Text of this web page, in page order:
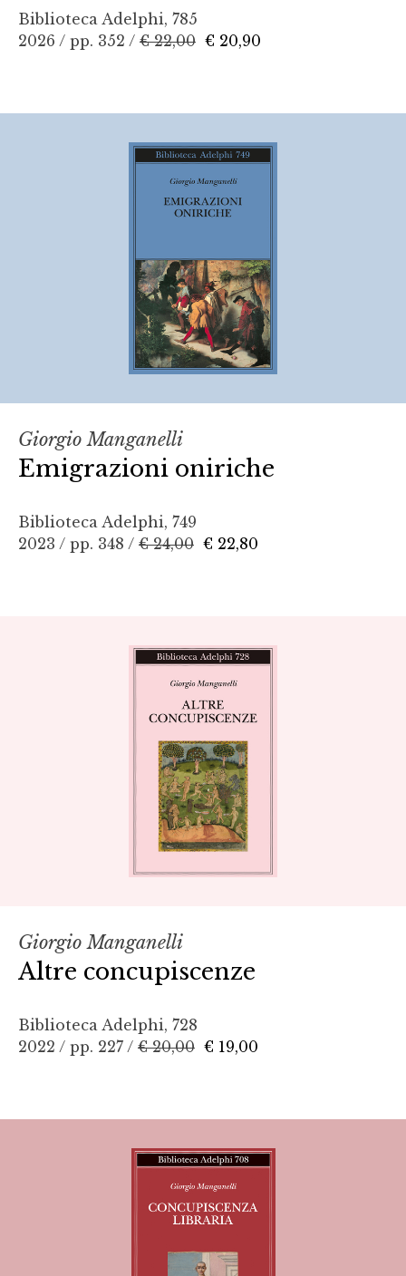
Biblioteca Adelphi, 785
2026 / pp. 352 / € 22,00 € 20,90
Giorgio Manganelli
Emigrazioni oniriche
Biblioteca Adelphi, 749
2023 / pp. 348 / € 24,00 € 22,80
Giorgio Manganelli
Altre concupiscenze
Biblioteca Adelphi, 728
2022 / pp. 227 / € 20,00 € 19,00